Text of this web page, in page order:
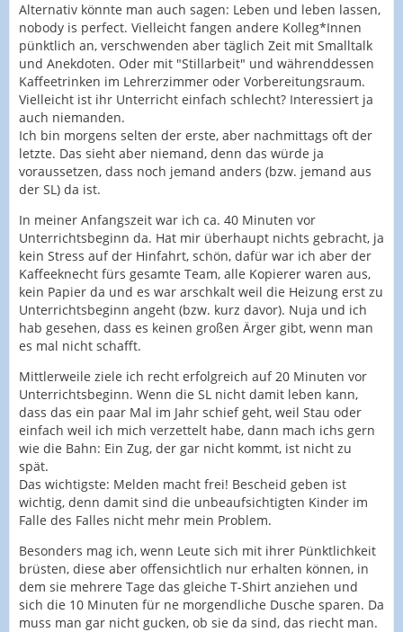
Alternativ könnte man auch sagen: Leben und leben lassen,
nobody is perfect. Vielleicht fangen andere Kolleg*Innen
pünktlich an, verschwenden aber täglich Zeit mit Smalltalk
und Anekdoten. Oder mit "Stillarbeit" und währenddessen
Kaffeetrinken im Lehrerzimmer oder Vorbereitungsraum.
Vielleicht ist ihr Unterricht einfach schlecht? Interessiert ja
auch niemanden.
Ich bin morgens selten der erste, aber nachmittags oft der
letzte. Das sieht aber niemand, denn das würde ja
voraussetzen, dass noch jemand anders (bzw. jemand aus
der SL) da ist.
In meiner Anfangszeit war ich ca. 40 Minuten vor
Unterrichtsbeginn da. Hat mir überhaupt nichts gebracht, ja
kein Stress auf der Hinfahrt, schön, dafür war ich aber der
Kaffeeknecht fürs gesamte Team, alle Kopierer waren aus,
kein Papier da und es war arschkalt weil die Heizung erst zu
Unterrichtsbeginn angeht (bzw. kurz davor). Nuja und ich
hab gesehen, dass es keinen großen Ärger gibt, wenn man
es mal nicht schafft.
Mittlerweile ziele ich recht erfolgreich auf 20 Minuten vor
Unterrichtsbeginn. Wenn die SL nicht damit leben kann,
dass das ein paar Mal im Jahr schief geht, weil Stau oder
einfach weil ich mich verzettelt habe, dann mach ichs gern
wie die Bahn: Ein Zug, der gar nicht kommt, ist nicht zu
spät.
Das wichtigste: Melden macht frei! Bescheid geben ist
wichtig, denn damit sind die unbeaufsichtigten Kinder im
Falle des Falles nicht mehr mein Problem.
Besonders mag ich, wenn Leute sich mit ihrer Pünktlichkeit
brüsten, diese aber offensichtlich nur erhalten können, in
dem sie mehrere Tage das gleiche T-Shirt anziehen und
sich die 10 Minuten für ne morgendliche Dusche sparen. Da
muss man gar nicht gucken, ob sie da sind, das riecht man.